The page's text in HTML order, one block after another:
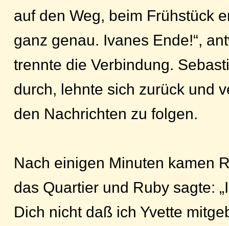
auf den Weg, beim Frühstück
ganz genau. Ivanes Ende!“,
trennte die Verbindung.
durch, lehnte sich zurück und
den Nachrichten zu folgen.
Nach einigen Minuten kamen
das Quartier und Ruby sagte:
Dich nicht daß ich Yvette